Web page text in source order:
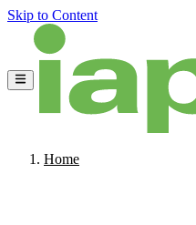
Skip to Content
Home